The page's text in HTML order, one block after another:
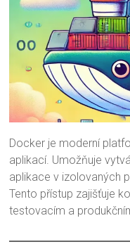
Docker je moderní
aplikací. Umožňuje
aplikace v izolovaných
Tento přístup zajišťuje
testovacím a